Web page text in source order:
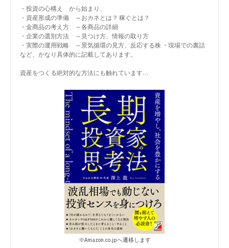
・投資の心構え から始まり、
・資産形成の準備 ～おカネとは？ 稼ぐとは？
・金商品の考え方 ～各商品の詳細
・企業の選別方法 ～見つけ方、情報の取り方
・実際の運用戦略 ～景気循環の見方、反応する株 ・現場での裏話
など、かなり具体的に記載してあります。
資産をつくる絶対的な方法にも触れています…
※Amazon.co.jpへ遷移します